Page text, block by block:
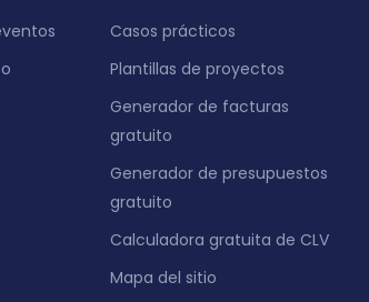
Casos prácticos
Plantillas de proyectos
Generador de facturas
gratuito
Generador de presupuestos
gratuito
Calculadora gratuita de CLV
Mapa del sitio